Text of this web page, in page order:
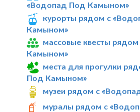
«Водопад Под Камыном»
курорты рядом с
Камыном»
массовые квесты
Камыном»
места для прогулки
Под Камыном»
музеи рядом с
муралы рядом с